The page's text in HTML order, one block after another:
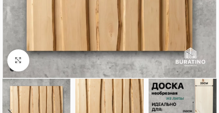
Нажмите, чтобы увеличить